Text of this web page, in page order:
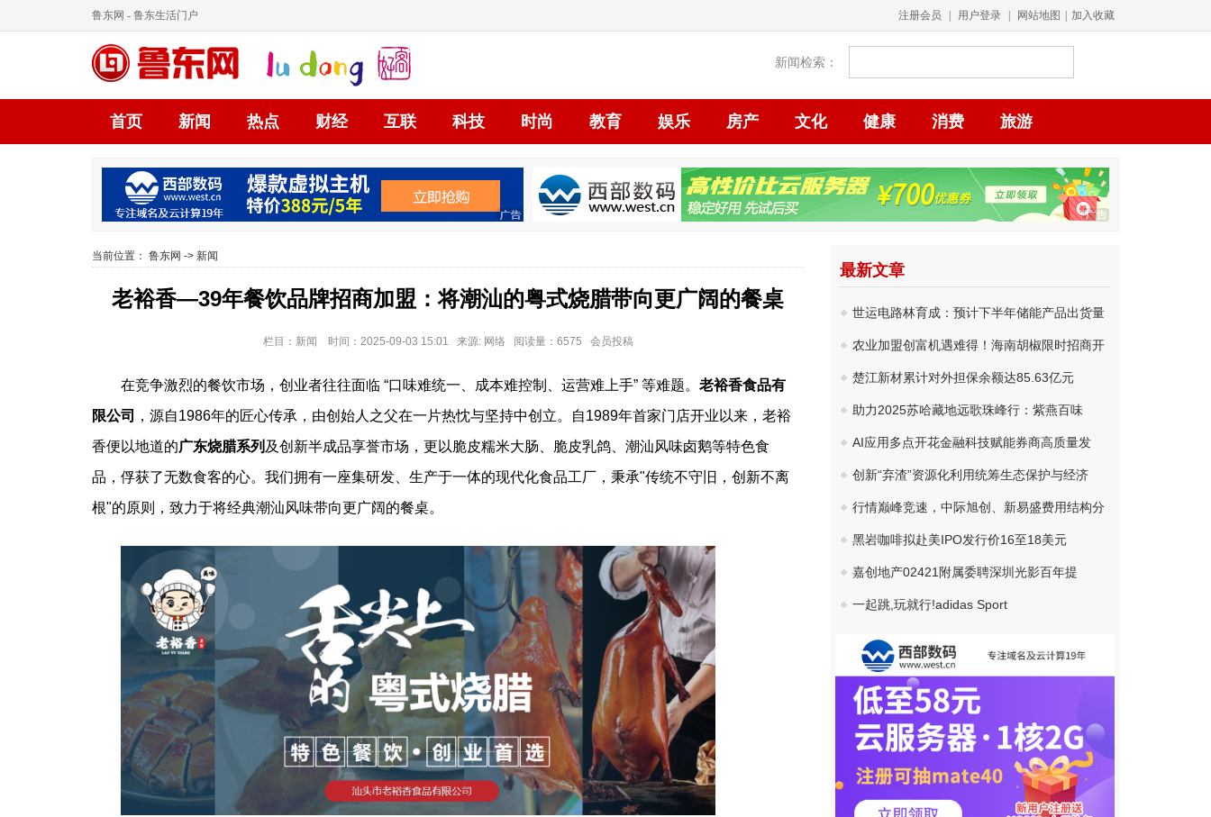
鲁东网 - 鲁东生活门户 注册会员 用户登录 网站地图 加入收藏
新闻检索：
首页 新闻 热点 财经 互联 科技 时尚 教育 娱乐 房产 文化 健康 消费 旅游
当前位置： 鲁东网 -> 新闻
老裕香—39年餐饮品牌招商加盟：将潮汕的粤式烧腊带向更广阔的餐桌
栏目：新闻 时间：2025-09-03 15:01 来源: 网络 阅读量：6575 会员投稿
在竞争激烈的餐饮市场，创业者往往面临 “口味难统一、成本难控制、运营难上手” 等难题。 老裕香食品有
限公司
，源自1986年的匠心传承，由创始人之父在一片热忱与坚持中创立。自1989年首家门店开业以来，老裕
香便以地道的广东烧腊系列 及创新半成品享誉市场，更以脆皮糯米大肠、脆皮乳鸽、潮汕风味卤鹅等特色食
品，俘获了无数食客的心。我们拥有一座集研发、生产于一体的现代化食品工厂，秉承"传统不守旧，创新不离
根"的原则，致力于将经典潮汕风味带向更广阔的餐桌。
最新文章
世运电路林育成：预计下半年储能产品出货量
农业加盟创富机遇难得！海南胡椒限时招商开
楚江新材累计对外担保余额达85.63亿元
助力2025苏哈藏地远歌珠峰行：紫燕百味
AI应用多点开花金融科技赋能券商高质量发
创新“弃渣”资源化利用统筹生态保护与经济
行情巅峰竞速，中际旭创、新易盛费用结构分
黑岩咖啡拟赴美IPO发行价16至18美元
嘉创地产02421附属委聘深圳光影百年提
一起跳,玩就行!adidas Sport